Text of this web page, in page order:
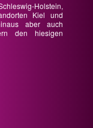
Holstein,
Kiel und
aber auch
den hiesigen